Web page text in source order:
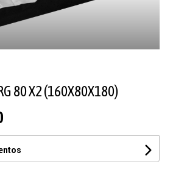
80 X2 (160X80X180)